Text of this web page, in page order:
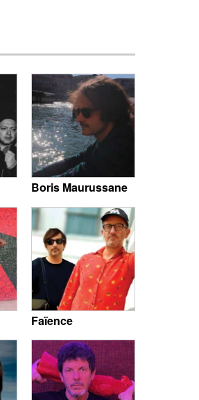
Boris Maurussane
Faïence